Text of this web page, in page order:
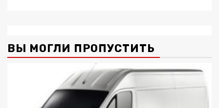
ВЫ МОГЛИ ПРОПУСТИТЬ